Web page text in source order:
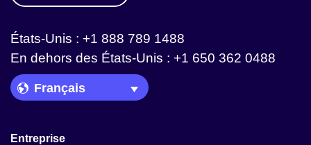
États-Unis : +1 888 789 1488
En dehors des États-Unis : +1 650 362 0488
Language Picker
Entreprise